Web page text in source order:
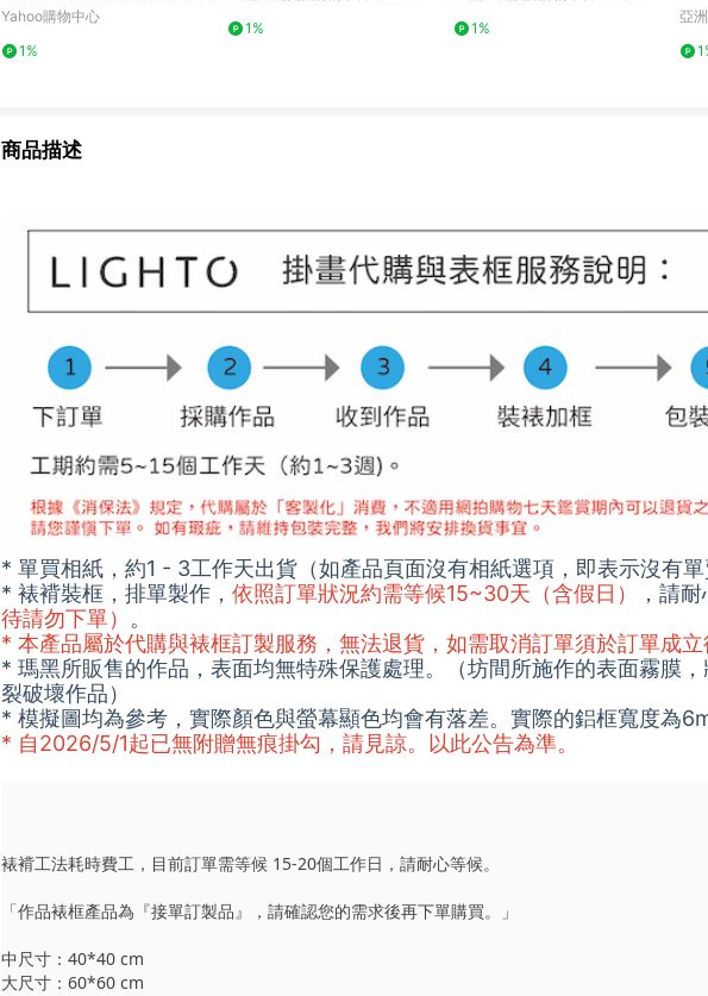
用商用耶誕樹
Yahoo購物中心
1%
1%
1%
亞
商品描述
* 單買相紙，約1 - 3工作天出貨（如產品頁面沒有相紙選項，即表示沒有單
* 裱褙裝框，排單製作， 依照訂單狀況約需等候15~30天（含假日） ，請
待請勿下單） 。
* 本產品屬於代購與裱框訂製服務，無法退貨，如需取消訂單須於訂單成立
* 瑪黑所販售的作品，表面均無特殊保護處理。（坊間所施作的表面霧膜
裂破壞作品）
* 模擬圖均為參考，實際顏色與螢幕顯色均會有落差。實際的鋁框寬度為
* 自2026/5/1起已無附贈無痕掛勾，請見諒。以此公告為準。
裱褙工法耗時費工，目前訂單需等候 15-20個工作日，請耐心等候。
「作品裱框產品為『接單訂製品』，請確認您的需求後再下單購買。」
中尺寸：40*40 cm
大尺寸：60*60 cm